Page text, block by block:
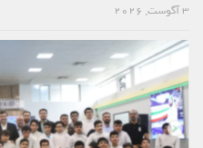
3 آگوست, 2026